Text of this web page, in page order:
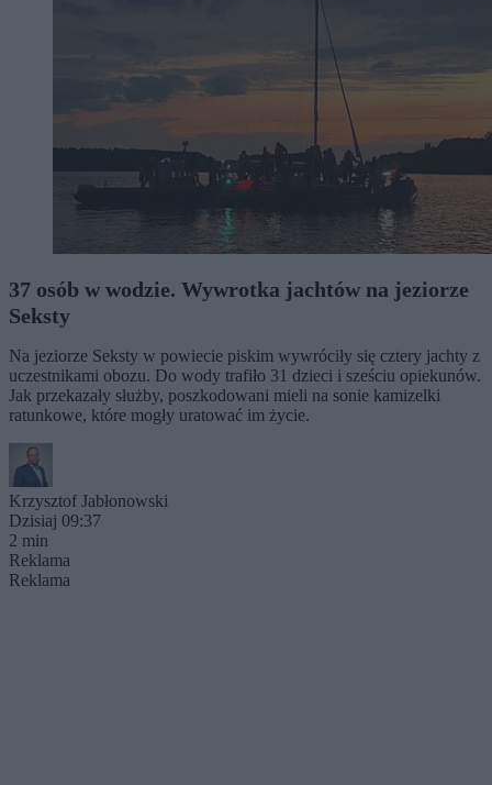
37 osób w wodzie. Wywrotka jachtów na jeziorze
Seksty
Na jeziorze Seksty w powiecie piskim wywróciły się cztery jachty z
uczestnikami obozu. Do wody trafiło 31 dzieci i sześciu opiekunów.
Jak przekazały służby, poszkodowani mieli na sonie kamizelki
ratunkowe, które mogły uratować im życie.
Krzysztof Jabłonowski
Dzisiaj 09:37
2 min
Reklama
Reklama